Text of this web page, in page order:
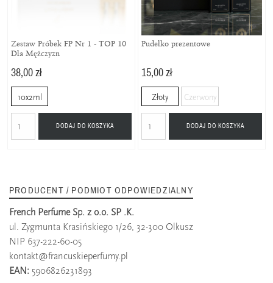
Zestaw Próbek FP Nr 1 - TOP 10
Dla Mężczyzn
38,00 zł
10x2ml
DODAJ DO KOSZYKA
Pudełko prezentowe
15,00 zł
Złoty Czerwony
DODAJ DO KOSZYKA
PRODUCENT / PODMIOT ODPOWIEDZIALNY
French Perfume Sp. z o.o. SP .K.
ul. Zygmunta Krasińskiego 1/26, 32-300 Olkusz
NIP 637-222-60-05
kontakt@francuskieperfumy.pl
EAN: 5906826231893